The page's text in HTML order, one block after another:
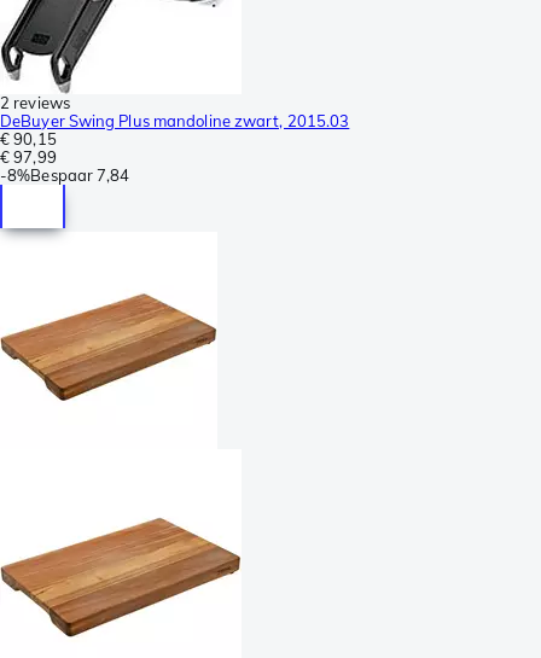
2 reviews
DeBuyer Swing Plus mandoline zwart, 2015.03
€ 90,15
€ 97,99
-8%Bespaar7,84